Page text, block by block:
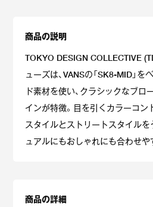
商品の説明
TOKYO DESIGN COLLECTIVE
ューズは、VANSの「SK8-MID」を
ド素材を使い、クラシックなブロ
インが特徴。目を引くカラーコン
スタイルとストリートスタイルを
ュアルにもおしゃれにも合わせや
商品の詳細